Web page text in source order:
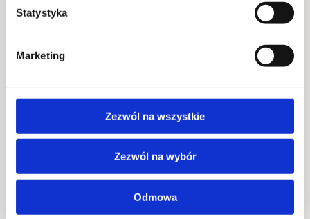
Statystyka
Marketing
Zezwól na wszystkie
Zezwól na wybór
Odmowa
Start wydarzenia
Miejsce
Gry i zabawy